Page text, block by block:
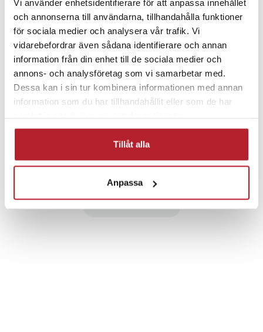
Vi använder enhetsidentifierare för att anpassa innehållet
och annonserna till användarna, tillhandahålla funktioner
för sociala medier och analysera vår trafik. Vi
vidarebefordrar även sådana identifierare och annan
information från din enhet till de sociala medier och
annons- och analysföretag som vi samarbetar med.
Dessa kan i sin tur kombinera informationen med annan
information som du har tillhandahållit eller som de har
Tillåt alla
Anpassa
PRISGARANTI
UTFÖRSÄLJNING
Fortsätt att fynda
Klockor Tillbehör klockor